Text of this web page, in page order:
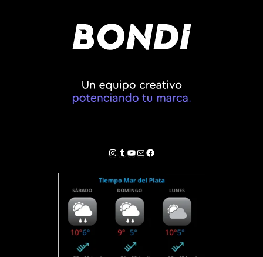
Instagram
Tumblr
YouTube
Correo electrónico
Facebook